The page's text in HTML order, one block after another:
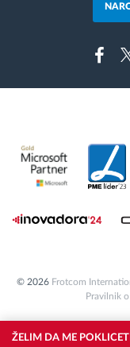
ŽELIM DA ME
© 2026 Frotcom
Pravilnik